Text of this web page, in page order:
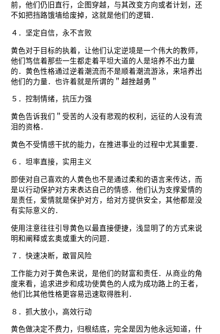
前，他们仍旧直行，企图穿越，与其改变方向或者计划，还
不如把挡路饿墙给废掉，这就是他们的逻辑．
４．坚定自信，永不言败
黄色对于目标的执着，让他们认定逆境是一个伟大的教师，
他们笃信着那些一生都走着平坦大道的人是培养不出力量
的．黄色性格通过逆着潮流而不是顺着潮流游泳，来培养出
他们的力量．也许着就是所谓的＂越挫越勇＂
５．控制情绪，抗压力强
黄色告诉我们＂受苦的人没有悲观的权利，远征的人没有流
泪的资格．
黄色不受情感干扰的能力，在推进事业的过程中尤其重要．
６．坦率直接，实用主义
即使对自己喜欢的人黄色也不是通过柔和的语言来传达，而
是以行动保护对方来表达自己的情感．他们认为支撑爱情的
是责任，爱情就是保护对方，给对方提供安全，其他都是没
有实际意义的．
使用注意往往引导黄色以最直接便捷，浅显明了的方式来说
明和阐释或玄奥或重大的问题．
７．快速决断，敢冒风险
工作能力对于黄色来说，是他们的财富和责任．从商业的角
度来看，追求进步和成功使黄色的人成为成功路上的王者，
他们比其他性格更容易迅速取得胜利．
８．抓大放小，高效行动
黄色做决定不费力，归根结底，完全是因为他永远知道，什